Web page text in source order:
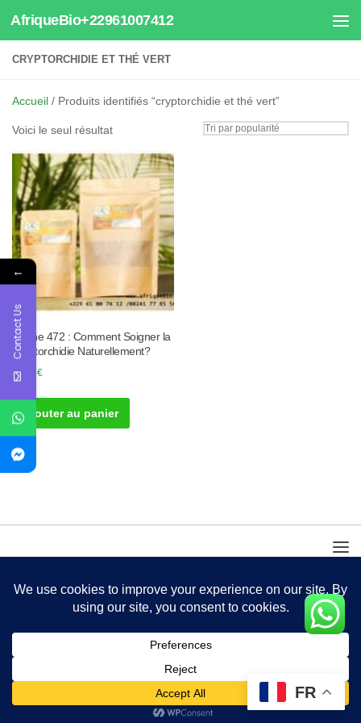
Au dessous du contenu
AfriqueBio+22961007412
CRYPTORCHIDIE ET THÉ VERT
Accueil / Produits identifiés “cryptorchidie et thé vert”
Voici le seul résultat
Tisane 472 : Comment Soigner la
Cryptorchidie Naturellement?
50.00€
Ajouter au panier
FR
←
Contact Us